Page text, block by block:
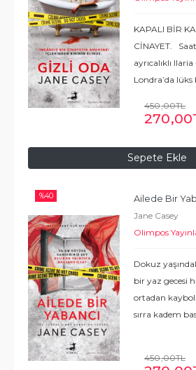
Sepete Ekle
KAPALI BİR
CİNAYET.
ayrıcalıklı
Londra’da
eder. Bir saat
sular...Devamı
450,00TL
270,00
%40
Ailede Bir
Jane Casey
Olimpos
Dokuz
bir yaz gecesi
ortadan
sırra kadem
Rosalie’den
450,00TL